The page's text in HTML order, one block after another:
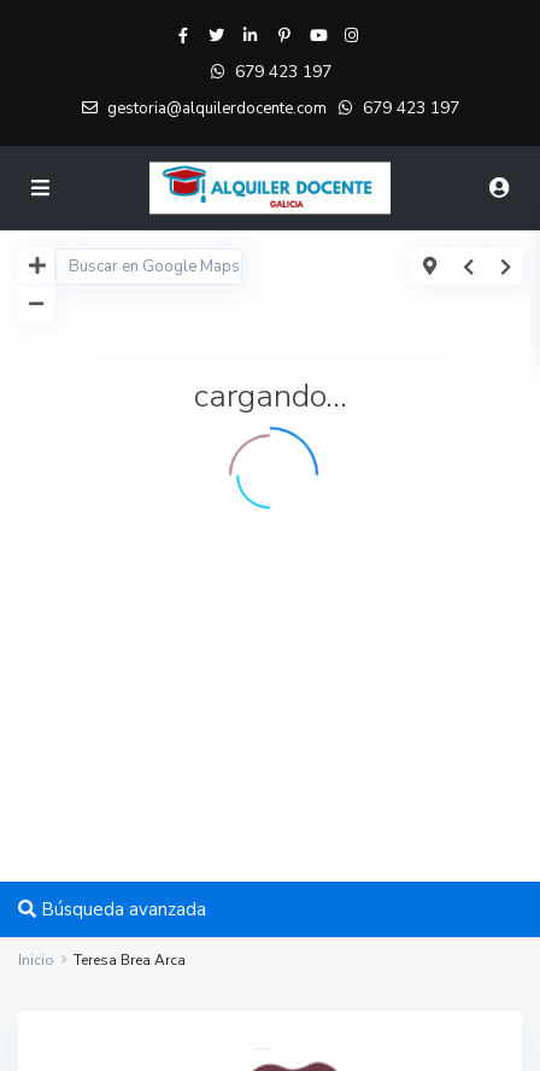
679 423 197
gestoria@alquilerdocente.com 679 423 197
cargando...
Búsqueda avanzada
Inicio Teresa Brea Arca